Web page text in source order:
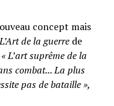
concept mais
de la guerre de
« L’art suprême de la
combat... La plus
pas de bataille »,